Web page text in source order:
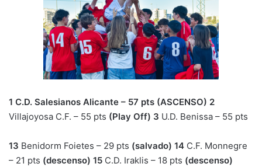
1 C.D. Salesianos Alicante – 57 pts (ASCENSO) 2
Villajoyosa C.F. – 55 pts (Play Off) 3 U.D. Benissa – 55 pts
13 Benidorm Foietes – 29 pts (salvado) 14 C.F. Monnegre
– 21 pts (descenso) 15 C.D. Iraklis – 18 pts (descenso)